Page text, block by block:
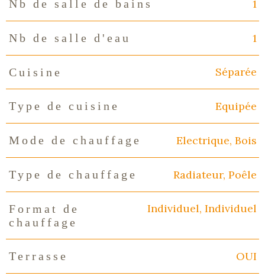
Nb de salle de bains 1
Nb de salle d'eau 1
Cuisine Séparée
Type de cuisine Equipée
Mode de chauffage Electrique, Bois
Type de chauffage Radiateur, Poêle
Format de
chauffage
Individuel, Individuel
Terrasse OUI